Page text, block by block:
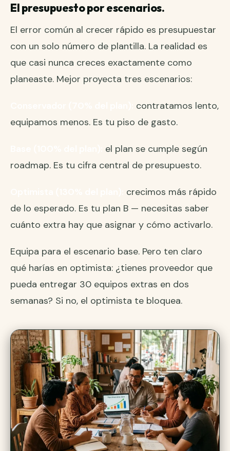
El presupuesto por escenarios.
El error común al crecer rápido es presupuestar
con un solo número de plantilla. La realidad es
que casi nunca creces exactamente como
planeaste. Mejor proyecta tres escenarios:
contratamos lento,
equipamos menos. Es tu piso de gasto.
el plan se cumple según
roadmap. Es tu cifra central de presupuesto.
crecimos más rápido
de lo esperado. Es tu plan B — necesitas saber
cuánto extra hay que asignar y cómo activarlo.
Equipa para el escenario base. Pero ten claro
qué harías en optimista: ¿tienes proveedor que
pueda entregar 30 equipos extras en dos
semanas? Si no, el optimista te bloquea.